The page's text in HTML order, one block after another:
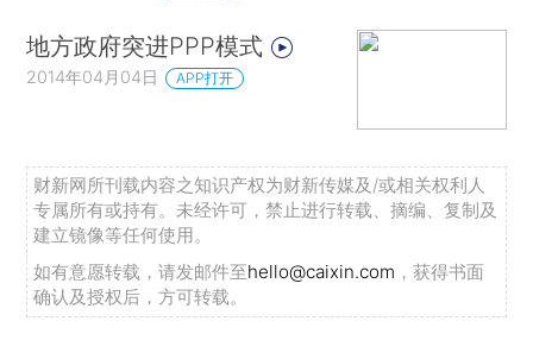
地方政府突进PPP模式
2014年04月04日 APP打开
财新网所刊载内容之知识产权为财新传媒及/或相关权利人
专属所有或持有。未经许可，禁止进行转载、摘编、复制及
建立镜像等任何使用。
如有意愿转载，请发邮件至hello@caixin.com ，获得书面
确认及授权后，方可转载。